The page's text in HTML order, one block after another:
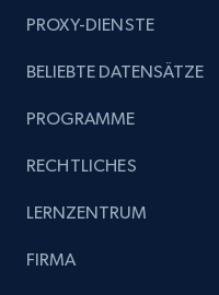
PROXY-DIENSTE
BELIEBTE DATENSÄTZE
PROGRAMME
RECHTLICHES
LERNZENTRUM
FIRMA